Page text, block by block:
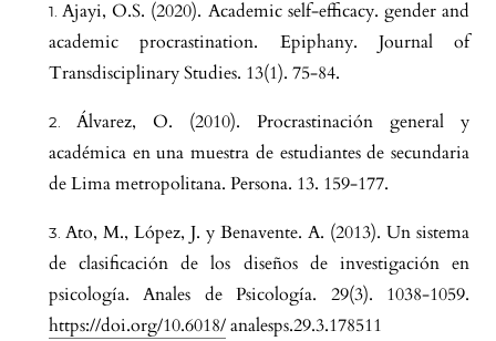
Ajayi, O.S. (2020). Academic self-efficacy. gender and
academic procrastination. Epiphany. Journal of
Transdisciplinary Studies. 13(1). 75-84.
Álvarez, O. (2010). Procrastinación general y
académica en una muestra de estudiantes de secundaria
de Lima metropolitana. Persona. 13. 159-177.
Ato, M., López, J. y Benavente. A. (2013). Un sistema
de clasificación de los diseños de investigación en
psicología. Anales de Psicología. 29(3). 1038-1059.
https://doi.org/10.6018/analesps.29.3.178511